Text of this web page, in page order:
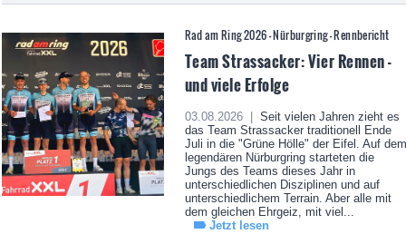
Rad am Ring 2026 - Nürburgring - Rennbericht
Team Strassacker: Vier Rennen -
und viele Erfolge
03.08.2026 |
Seit vielen Jahren zieht es
das Team Strassacker traditionell Ende
Juli in die "Grüne Hölle" der Eifel. Auf dem
legendären Nürburgring starteten die
Jungs des Teams dieses Jahr in
unterschiedlichen Disziplinen und auf
unterschiedlichem Terrain. Aber alle mit
dem gleichen Ehrgeiz, mit viel...
Jetzt lesen